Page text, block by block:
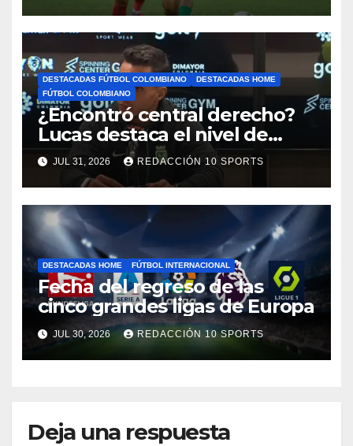
DESTACADAS FÚTBOL COLOMBIANO
DESTACADAS HOME
FÚTBOL COLOMBIANO
¿Encontró central derecho?
Lucas destaca el nivel de
Néider Parra
JUL 31, 2026 REDACCIÓN 10 SPORTS
DESTACADAS HOME FÚTBOL INTERNACIONAL
Fecha del regreso de las
cinco grandes ligas de Europa
JUL 30, 2026 REDACCIÓN 10 SPORTS
Deja una respuesta